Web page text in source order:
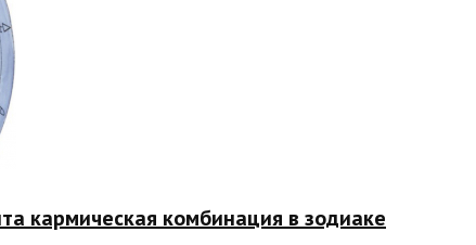
кармическая комбинация в зодиаке